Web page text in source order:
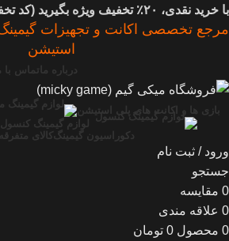
با خرید نقدی، ۲۰٪ تخفیف ویژه بگیرید ( کد
مرجع تخصصی اکانت و تجهیزات
استیشن
درباره ما تماس با
بازی ها و اکانت های پلی استیشن
لوازم گیمینگ کنسول
دکوراسیون گیمینگکالای متفرقه
ورود / ثبت نام
جستجو
0 مقایسه
0 علاقه مندی
0 محصول 0 تومان